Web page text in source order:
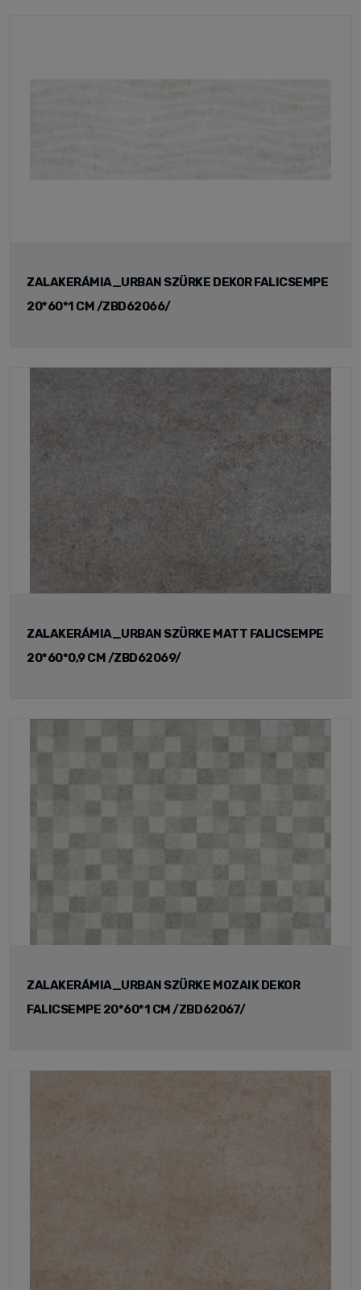
ZALAKERÁMIA_URBAN SZÜRKE DEKOR FALICSEMPE
20*60*1 CM /ZBD62066/
ZALAKERÁMIA_URBAN SZÜRKE MATT FALICSEMPE
20*60*0,9 CM /ZBD62069/
ZALAKERÁMIA_URBAN SZÜRKE MOZAIK DEKOR
FALICSEMPE 20*60*1 CM /ZBD62067/